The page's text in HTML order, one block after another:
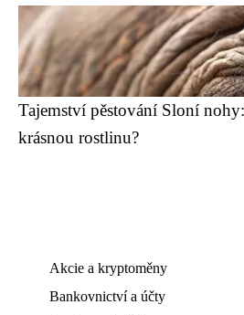
Tajemství pěstování Sloní
krásnou rostlinu?
Akcie a kryptoměny
Bankovnictví a účty